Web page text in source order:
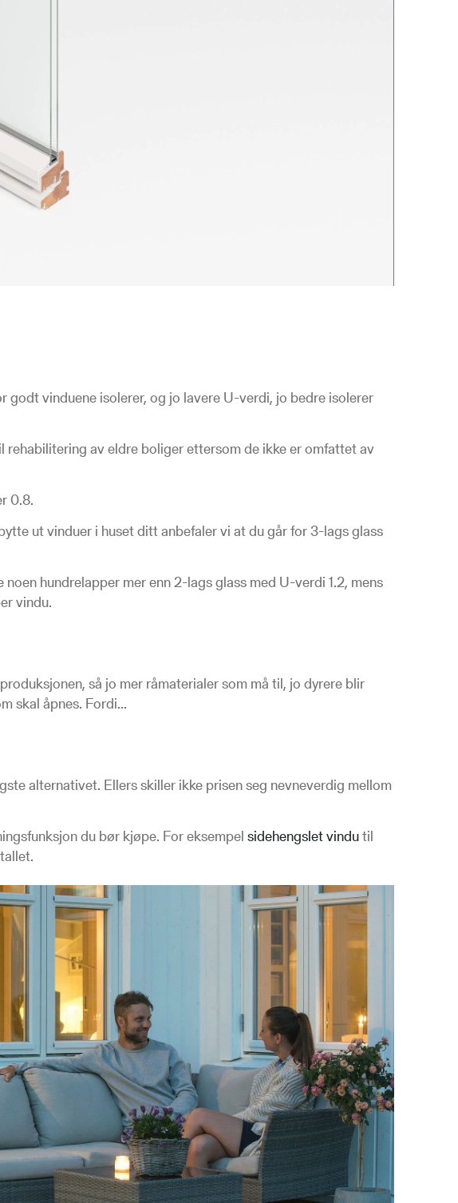
godt vinduene isolerer, og jo lavere U-verdi, jo bedre isolerer
av eldre boliger ettersom de ikke er omfattet av
0.8.
ut vinduer i huset ditt anbefaler vi at du går for 3-lags glass
hundrelapper mer enn 2-lags glass med U-verdi 1.2, mens
vindu.
så jo mer råmaterialer som må til, jo dyrere blir
skal åpnes. Fordi...
alternativet. Ellers skiller ikke prisen seg nevneverdig mellom
du bør kjøpe. For eksempel sidehengslet vindutil